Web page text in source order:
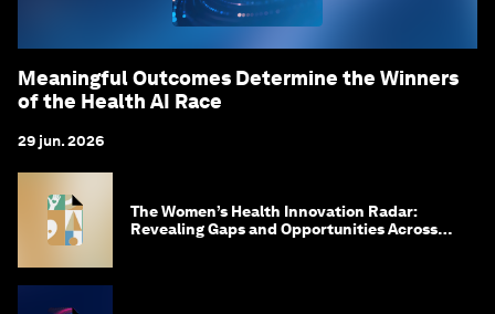
Meaningful Outcomes Determine the Winners
of the Health AI Race
29 jun. 2026
The Women’s Health Innovation Radar:
Revealing Gaps and Opportunities Across